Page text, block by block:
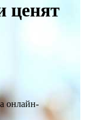
ценят
онлайн-